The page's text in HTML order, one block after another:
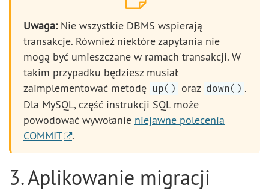
Uwaga:Nie wszystkie DBMS wspierają
transakcje. Również niektóre zapytania nie
mogą być umieszczane w ramach transakcji. W
takim przypadku będziesz musiał
zaimplementować metodę up() oraz down() .
Dla MySQL, część instrukcji SQL może
powodować wywołanie niejawne polecenia
COMMIT
.
3. Aplikowanie migracji